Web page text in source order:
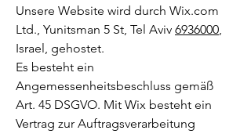
Unsere Website wird durch Wix.com
Ltd., Yunitsman 5 St, Tel Aviv 6936000,
Israel, gehostet.
Es besteht ein
Angemessenheitsbeschluss gemäß
Art. 45 DSGVO. Mit Wix besteht ein
Vertrag zur Auftragsverarbeitung